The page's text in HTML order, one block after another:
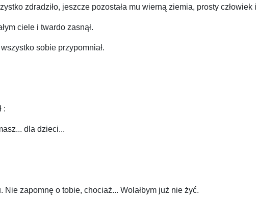
zdradziło, jeszcze pozostała mu wierną ziemia, prosty człowiek
ciele i twardo zasnął.
sobie przypomniał.
:
dla dzieci...
zapomnę o tobie, chociaż... Wolałbym już nie żyć.